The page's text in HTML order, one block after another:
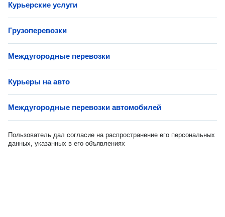
Курьерские услуги
Грузоперевозки
Междугородные перевозки
Курьеры на авто
Междугородные перевозки автомобилей
Пользователь дал согласие на распространение его персональных
данных, указанных в его объявлениях